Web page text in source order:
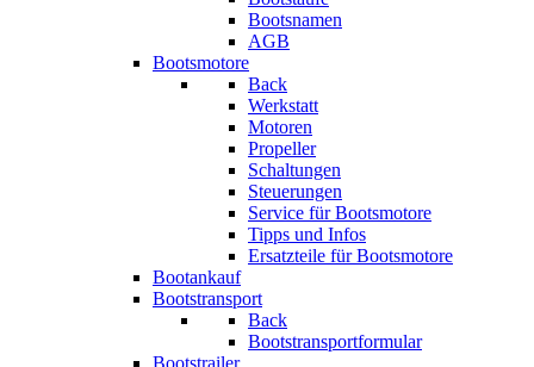
Bootsnamen
AGB
Bootsmotore
Back
Werkstatt
Motoren
Propeller
Schaltungen
Steuerungen
Service für Bootsmotore
Tipps und Infos
Ersatzteile für Bootsmotore
Bootankauf
Bootstransport
Back
Bootstransportformular
Bootstrailer